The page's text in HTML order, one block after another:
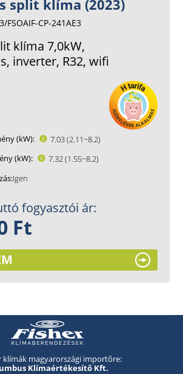
split klíma (2023)
FSOAIF-CP-241AE3
klíma 7,0kW,
inverter, R32, wifi
(kW)
7.03 (2.11~8.2)
(kW)
7.32 (1.55~8.2)
Igen
fogyasztói ár:
Ft
klímák magyarországi importőre:
Klímaértékesítő Kft.